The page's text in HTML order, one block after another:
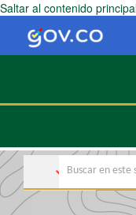
Saltar al contenido